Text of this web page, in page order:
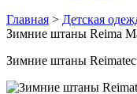
Главная > Детская
Зимние штаны Reima
Зимние штаны